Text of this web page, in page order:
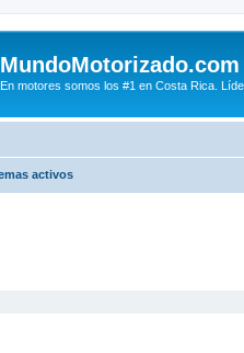
MundoMotorizado.com
En motores somos los #1 en Costa Rica.
activos